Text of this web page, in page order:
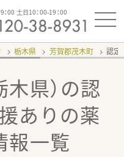
：00 土日10：00-19：00
栃木県 芳賀郡茂木町 認定
県）の認
あり の薬
報一覧